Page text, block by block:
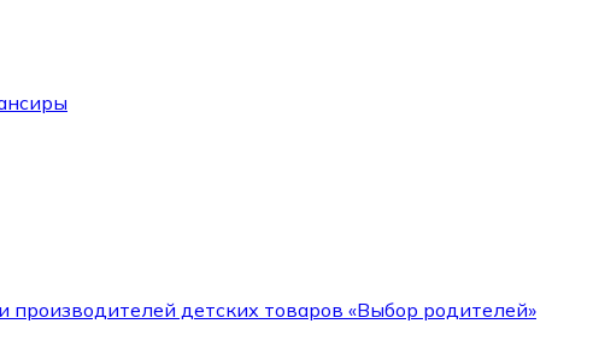
производителей детских товаров «Выбор родителей»